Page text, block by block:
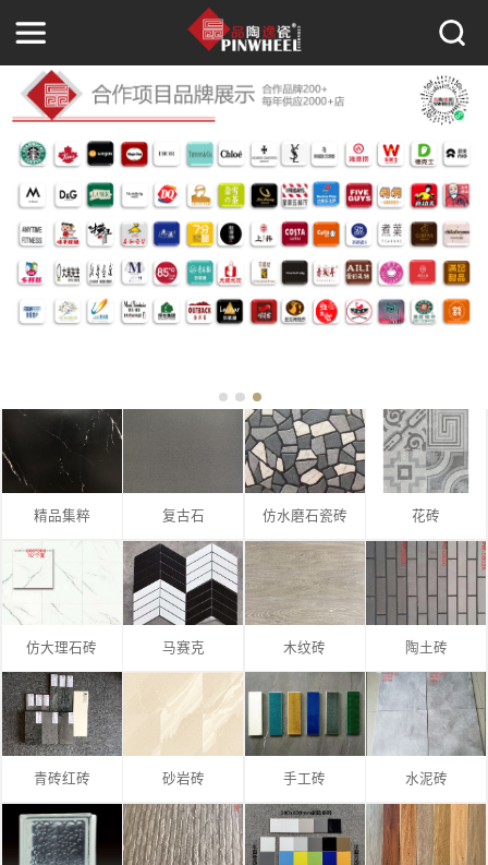
精品集粹 复古石 仿水磨石瓷砖 花砖
仿大理石砖 马赛克 木纹砖 陶土砖
青砖红砖 砂岩砖 手工砖 水泥砖